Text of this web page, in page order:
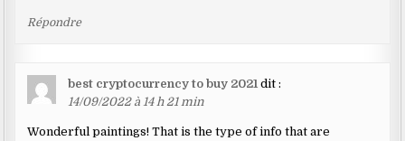
Répondre
best cryptocurrency to buy 2021 dit :
14/09/2022 à 14 h 21 min
Wonderful paintings! That is the type of info that are